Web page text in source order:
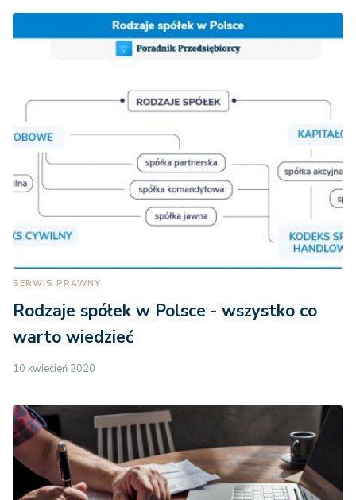
SERWIS PRAWNY
Rodzaje spółek w Polsce - wszystko co
warto wiedzieć
10 kwiecień 2020